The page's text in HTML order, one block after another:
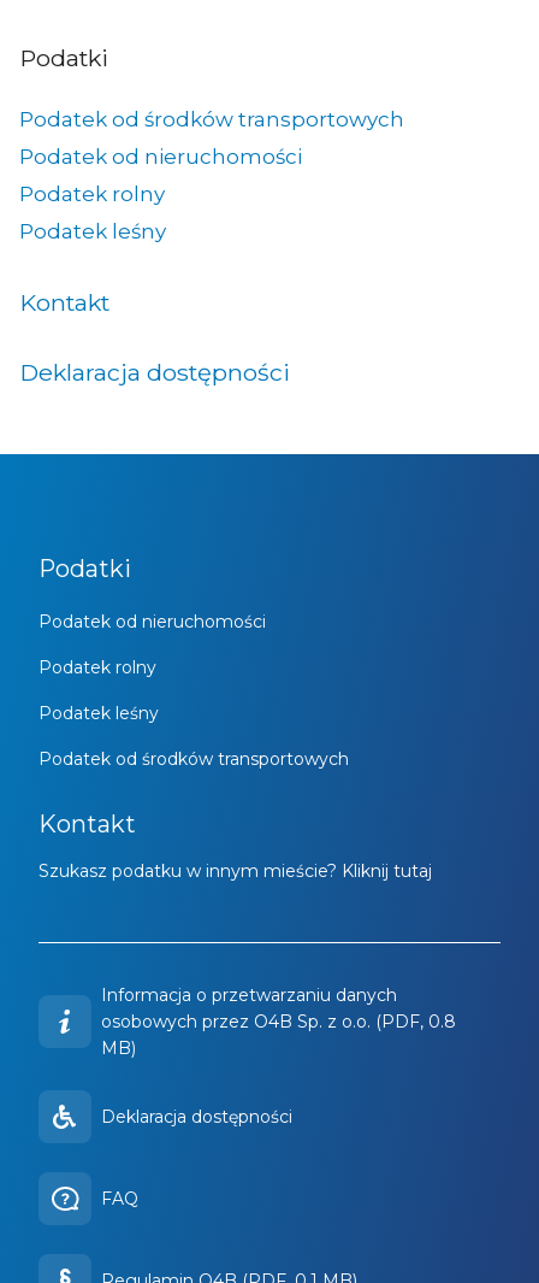
Podatki
Podatek od środków transportowych
Podatek od nieruchomości
Podatek rolny
Podatek leśny
Kontakt
Deklaracja dostępności
Podatki
Podatek od nieruchomości
Podatek rolny
Podatek leśny
Podatek od środków transportowych
Kontakt
Szukasz podatku w innym mieście? Kliknij tutaj
Informacja o przetwarzaniu danych
osobowych przez O4B Sp. z o.o. (PDF, 0.8
MB)
Deklaracja dostępności
FAQ